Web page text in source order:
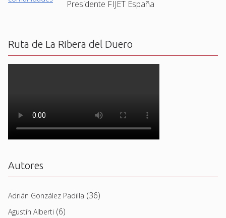
Presidente FIJET España
Ruta de La Ribera del Duero
Autores
Adrián González Padilla (36)
Agustín Alberti (6)